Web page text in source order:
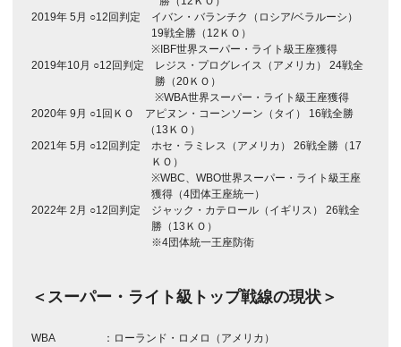
2019年 5月 ○12回判定 イバン・バランチク（ロシア/ベラルーシ）
19戦全勝（12ＫＯ）
※IBF世界スーパー・ライト級王座獲得
2019年10月 ○12回判定 レジス・プログレイス（アメリカ） 24戦全
勝（20ＫＯ）
※WBA世界スーパー・ライト級王座獲得
2020年 9月 ○1回ＫＯ アピヌン・コーンソーン（タイ） 16戦全勝
（13ＫＯ）
2021年 5月 ○12回判定 ホセ・ラミレス（アメリカ） 26戦全勝（17
ＫＯ）
※WBC、WBO世界スーパー・ライト級王座
獲得（4団体王座統一）
2022年 2月 ○12回判定 ジャック・カテロール（イギリス） 26戦全
勝（13ＫＯ）
※4団体統一王座防衛
＜スーパー・ライト級トップ戦線の現状＞
WBA
：ローランド・ロメロ（アメリカ）